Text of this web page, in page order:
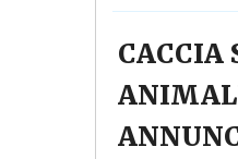
CACCIA